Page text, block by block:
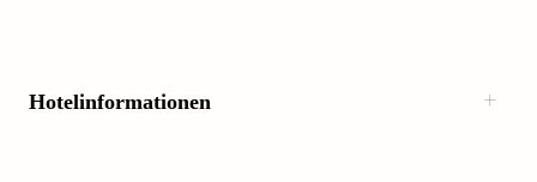
Hotelinformationen